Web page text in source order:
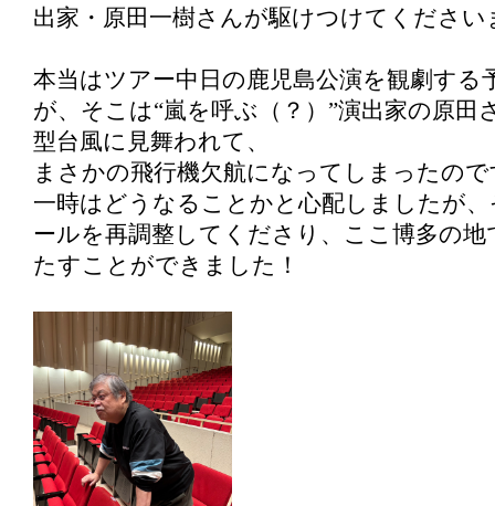
出家・原田一樹さんが駆けつけてください
本当はツアー中日の鹿児島公演を観劇する
が、そこは“嵐を呼ぶ（？）”演出家の原田
型台風に見舞われて、
まさかの飛行機欠航になってしまったので
一時はどうなることかと心配しましたが
ールを再調整してくださり、ここ博多の地
たすことができました！